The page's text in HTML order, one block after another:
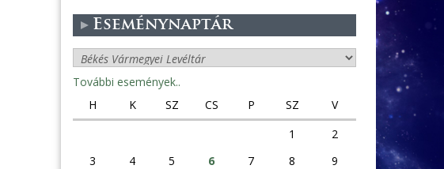
Eseménynaptár
További események..
H
K SZ CS P SZ
V
1
2
3
4 5 6 7 8
9